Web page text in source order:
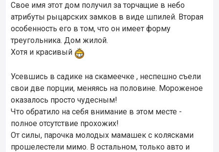
Свое имя этот дом получил за торчащие в небо
атрибуты рыцарских замков в виде шпилей. Вторая
особенность его в том, что он имеет форму
треугольника. Дом жилой.
Хотя и красивый
Усевшись в садике на скамеечке , неспешно съели
свои две порции, меняясь на половине. Мороженое
оказалось просто чудесным!
Что обратило на себя внимание в этом месте -
полное отсутствие прохожих!
От силы, парочка молодых мамашек с колясками
прошелестели мимо. В остальном, только авто и